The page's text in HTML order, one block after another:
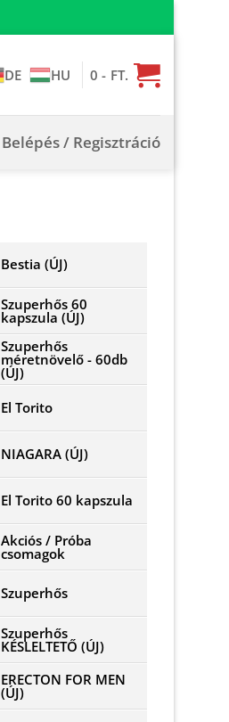
DE HU 0- FT.
Belépés / Regisztráció
Bestia (ÚJ)
Szuperhős 60
kapszula (ÚJ)
Szuperhős
méretnövelő - 60db
(ÚJ)
El Torito
NIAGARA (ÚJ)
El Torito 60 kapszula
Akciós / Próba
csomagok
Szuperhős
Szuperhős
KÉSLELTETŐ (ÚJ)
ERECTON FOR MEN
(ÚJ)